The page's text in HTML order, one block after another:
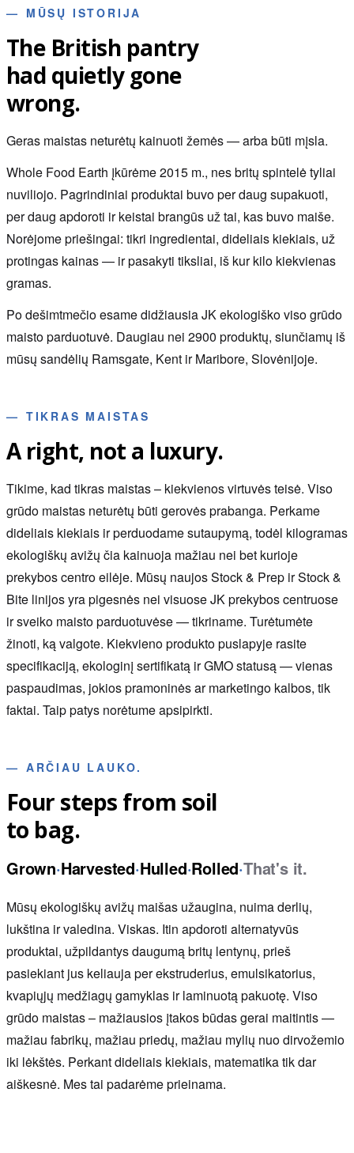
— MŪSŲ ISTORIJA
The British pantry
had quietly gone
wrong.
Geras maistas neturėtų kainuoti žemės — arba būti mįsla.
Whole Food Earth įkūrėme 2015 m., nes britų spintelė tyliai
nuviliojo. Pagrindiniai produktai buvo per daug supakuoti,
per daug apdoroti ir keistai brangūs už tai, kas buvo maiše.
Norėjome priešingai: tikri ingredientai, dideliais kiekiais, už
protingas kainas — ir pasakyti tiksliai, iš kur kilo kiekvienas
gramas.
Po dešimtmečio esame didžiausia JK ekologiško viso grūdo
maisto parduotuvė. Daugiau nei 2900 produktų, siunčiamų iš
mūsų sandėlių Ramsgate, Kent ir Maribore, Slovėnijoje.
— TIKRAS MAISTAS
A right, not a luxury.
Tikime, kad tikras maistas – kiekvienos virtuvės teisė. Viso
grūdo maistas neturėtų būti gerovės prabanga. Perkame
dideliais kiekiais ir perduodame sutaupymą, todėl kilogramas
ekologiškų avižų čia kainuoja mažiau nei bet kurioje
prekybos centro eilėje. Mūsų naujos Stock & Prep ir Stock &
Bite linijos yra pigesnės nei visuose JK prekybos centruose
ir sveiko maisto parduotuvėse — tikriname. Turėtumėte
žinoti, ką valgote. Kiekvieno produkto puslapyje rasite
specifikaciją, ekologinį sertifikatą ir GMO statusą — vienas
paspaudimas, jokios pramoninės ar marketingo kalbos, tik
faktai. Taip patys norėtume apsipirkti.
— ARČIAU LAUKO.
Four steps from soil
to bag.
Grown·Harvested·Hulled·Rolled·That's it.
Mūsų ekologiškų avižų maišas užaugina, nuima derlių,
lukština ir valedina. Viskas. Itin apdoroti alternatyvūs
produktai, užpildantys daugumą britų lentynų, prieš
pasiekiant jus keliauja per ekstruderius, emulsikatorius,
kvapiųjų medžiagų gamyklas ir laminuotą pakuotę. Viso
grūdo maistas – mažiausios įtakos būdas gerai maitintis —
mažiau fabrikų, mažiau priedų, mažiau mylių nuo dirvožemio
iki lėkštės. Perkant dideliais kiekiais, matematika tik dar
aiškesnė. Mes tai padarėme prieinama.